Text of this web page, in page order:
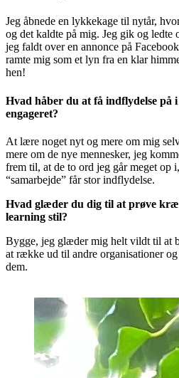
Jeg åbnede en lykkekage til nytår,
og det kaldte på mig. Jeg gik og ledte
jeg faldt over en annonce på
ramte mig som et lyn fra en klar
hen!
Hvad håber du at få indflydelse på
engageret?
At lære noget nyt og mere om mig
mere om de nye mennesker, jeg
frem til, at de to ord jeg går meget op
“samarbejde” får stor indflydelse.
Hvad glæder du dig til at prøve
learning stil?
Bygge, jeg glæder mig helt vildt til at
at række ud til andre organisationer
dem.